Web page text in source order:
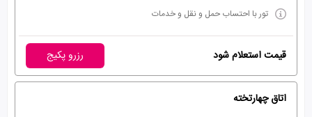
تور با احتساب حمل و نقل و خدمات
قیمت استعلام شود رزرو پکیج
اتاق چهارتخته